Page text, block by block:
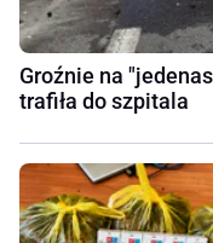
Groźnie na
trafiła do szpitala